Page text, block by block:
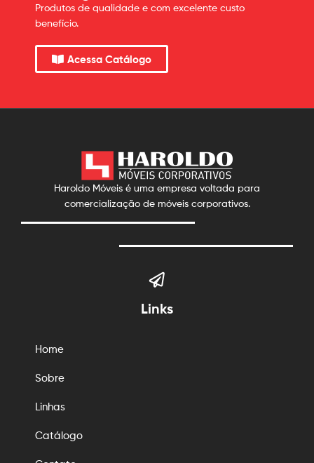
Produtos de qualidade e com excelente custo
benefício.
Acessa Catálogo
Haroldo Móveis é uma empresa voltada para
comercialização de móveis corporativos.
Links
Home
Sobre
Linhas
Catálogo